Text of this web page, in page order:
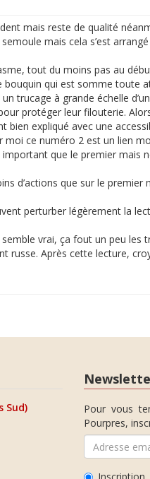
mais reste de qualité
mais cela s’est
tout du moins pas au
bouquin qui est somme toute
trucage à grande échelle
protéger leur filouterie.
expliqué avec une
moi ce numéro 2 est un lien
que le premier mais
d’actions que sur le
perturber légèrement la
vrai, ça fout un peu
russe. Après cette lecture,
Sud)
Pour vous
Pourpres,